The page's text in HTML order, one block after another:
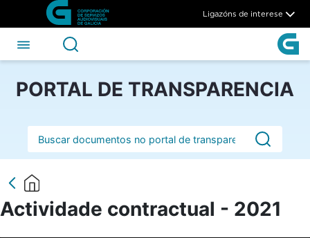
Skip to Main Content
Actividade contractual -
Ligazóns de interese
PORTAL DE TRANSPARENCIA
Barra de busca
Actividade contractual - 2021